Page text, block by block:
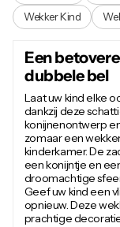
Wekker Kind
Een
dubbele bel
Laat uw kind elke
dankzij deze
konijnenontwerp
zomaar een
kinderkamer. De
een konijntje en
droomachtige
Geef uw kind een
opnieuw. Deze
prachtige